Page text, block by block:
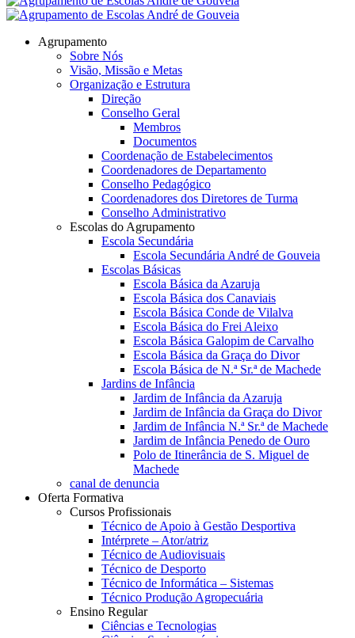
Agrupamento
Sobre Nós
Visão, Missão e Metas
Organização e Estrutura
Direção
Conselho Geral
Membros
Documentos
Coordenação de Estabelecimentos
Coordenadores de Departamento
Conselho Pedagógico
Coordenadores dos Diretores de Turma
Conselho Administrativo
Escolas do Agrupamento
Escola Secundária
Escola Secundária André de Gouveia
Escolas Básicas
Escola Básica da Azaruja
Escola Básica dos Canaviais
Escola Básica Conde de Vilalva
Escola Básica do Frei Aleixo
Escola Básica Galopim de Carvalho
Escola Básica da Graça do Divor
Escola Básica de N.ª Sr.ª de Machede
Jardins de Infância
Jardim de Infância da Azaruja
Jardim de Infância da Graça do Divor
Jardim de Infância N.ª Sr.ª de Machede
Jardim de Infância Penedo de Ouro
Polo de Itinerância de S. Miguel de
Machede
canal de denuncia
Oferta Formativa
Cursos Profissionais
Técnico de Apoio à Gestão Desportiva
Intérprete – Ator/atriz
Técnico de Audiovisuais
Técnico de Desporto
Técnico de Informática – Sistemas
Técnico Produção Agropecuária
Ensino Regular
Ciências e Tecnologias